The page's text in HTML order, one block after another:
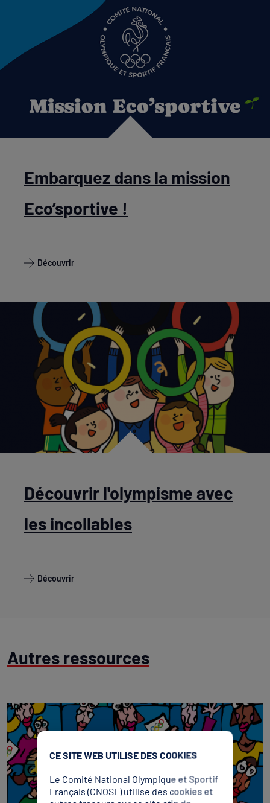
Embarquez dans la mission
Eco’sportive !
Découvrir
Découvrir l'olympisme avec
les incollables
Découvrir
Autres ressources
CE SITE WEB UTILISE DES COOKIES
Le Comité National Olympique et Sportif
Français (CNOSF) utilise des cookies et